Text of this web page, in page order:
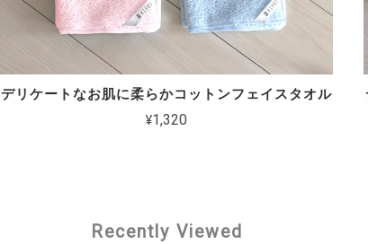
デリケートなお肌に柔らかコットンフェイスタオル
¥1,320
Recently Viewed